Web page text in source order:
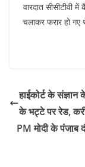
वारदात सीसीटीवी
चलाकर फरार हो
हाईकोर्ट के संज्ञान
के भट्टे पर रेड,
PM मोदी के